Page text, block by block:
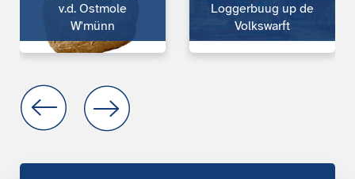
v.d. Ostmole
W'münn
Loggerbuug up de
Volkswarft